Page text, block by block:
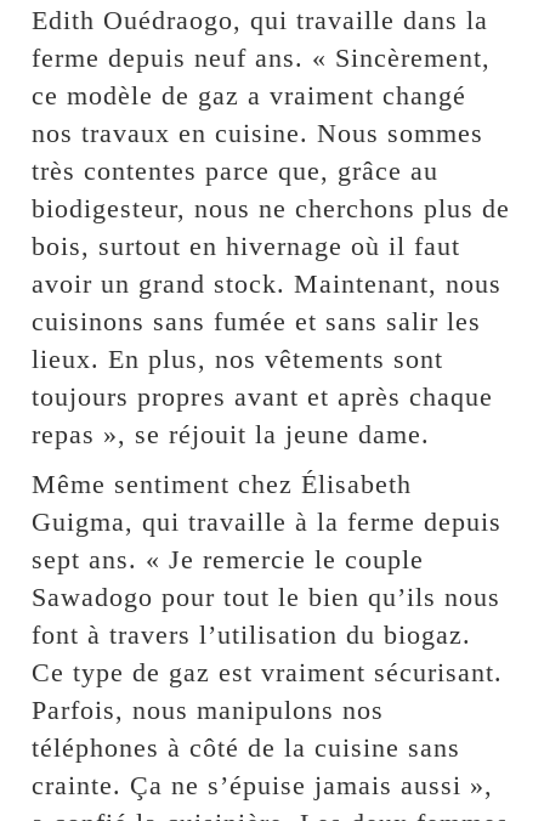
Edith Ouédraogo, qui travaille dans la
ferme depuis neuf ans. « Sincèrement,
ce modèle de gaz a vraiment changé
nos travaux en cuisine. Nous sommes
très contentes parce que, grâce au
biodigesteur, nous ne cherchons plus de
bois, surtout en hivernage où il faut
avoir un grand stock. Maintenant, nous
cuisinons sans fumée et sans salir les
lieux. En plus, nos vêtements sont
toujours propres avant et après chaque
repas », se réjouit la jeune dame.
Même sentiment chez Élisabeth
Guigma, qui travaille à la ferme depuis
sept ans. « Je remercie le couple
Sawadogo pour tout le bien qu’ils nous
font à travers l’utilisation du biogaz.
Ce type de gaz est vraiment sécurisant.
Parfois, nous manipulons nos
téléphones à côté de la cuisine sans
crainte. Ça ne s’épuise jamais aussi »,